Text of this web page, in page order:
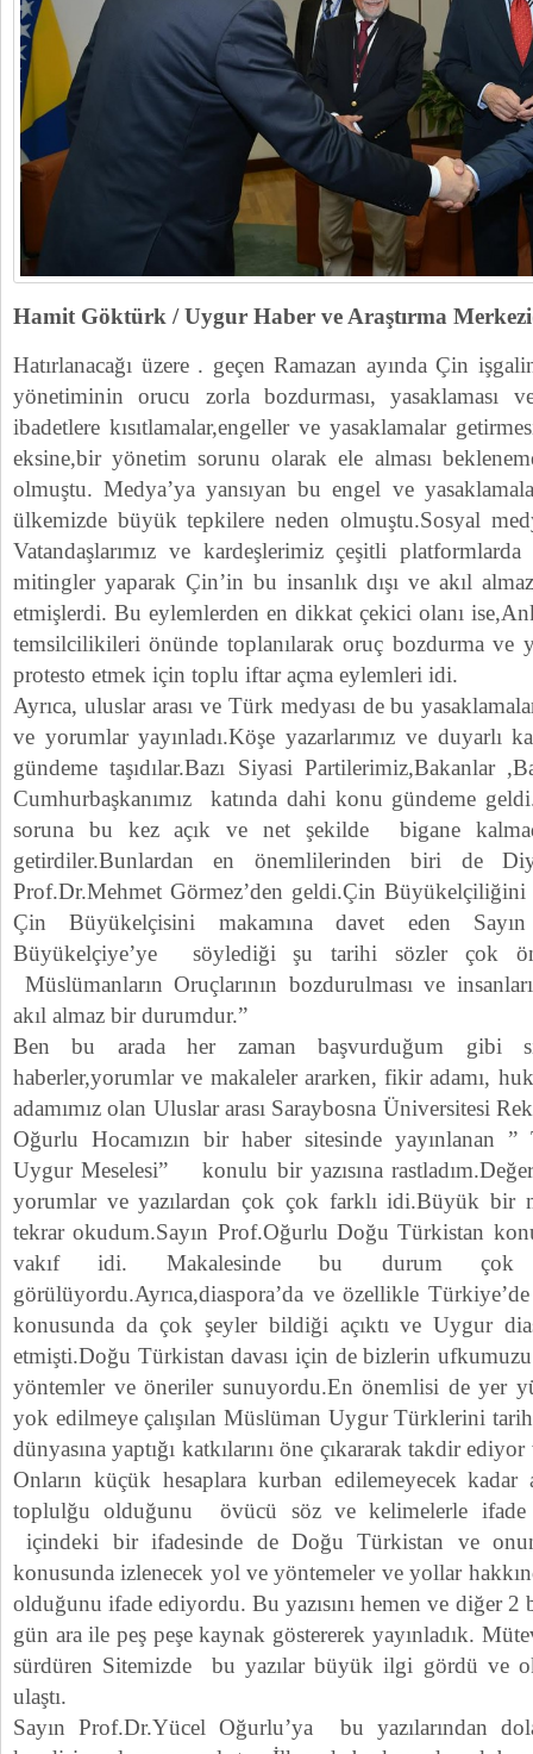
Hamit Göktürk / Uygur Haber ve Araştırma
Hatırlanacağı üzere . geçen Ramazan ayında Çin
yönetiminin orucu zorla bozdurması, yasaklaması
ibadetlere kısıtlamalar,engeller ve yasaklamalar
eksine,bir yönetim sorunu olarak ele alması
olmuştu. Medya’ya yansıyan bu engel ve
ülkemizde büyük tepkilere neden olmuştu.Sosyal
Vatandaşlarımız ve kardeşlerimiz çeşitli
mitingler yaparak Çin’in bu insanlık dışı ve akıl
etmişlerdi. Bu eylemlerden en dikkat çekici olanı
temsilcilikileri önünde toplanılarak oruç bozdurma ve
protesto etmek için toplu iftar açma eylemleri idi.
Ayrıca, uluslar arası ve Türk medyası de bu
ve yorumlar yayınladı.Köşe yazarlarımız ve duyarlı
gündeme taşıdılar.Bazı Siyasi Partilerimiz,Bakanlar
Cumhurbaşkanımız katında dahi konu gündeme
soruna bu kez açık ve net şekilde bigane
getirdiler.Bunlardan en önemlilerinden biri de
Prof.Dr.Mehmet Görmez’den geldi.Çin Büyükelçiliğini
Çin Büyükelçisini makamına davet eden Sayın
Büyükelçiye’ye söylediği şu tarihi sözler çok
Müslümanların Oruçlarının bozdurulması ve
akıl almaz bir durumdur.”
Ben bu arada her zaman başvurduğum gibi
haberler,yorumlar ve makaleler ararken, fikir adamı,
adamımız olan Uluslar arası Saraybosna Üniversitesi
Oğurlu Hocamızın bir haber sitesinde yayınlanan
Uygur Meselesi” konulu bir yazısına
yorumlar ve yazılardan çok çok farklı idi.Büyük bir
tekrar okudum.Sayın Prof.Oğurlu Doğu Türkistan
vakıf idi. Makalesinde bu durum
görülüyordu.Ayrıca,diaspora’da ve özellikle
konusunda da çok şeyler bildiği açıktı ve Uygur
etmişti.Doğu Türkistan davası için de bizlerin
yöntemler ve öneriler sunuyordu.En önemlisi de yer
yok edilmeye çalışılan Müslüman Uygur Türklerini
dünyasına yaptığı katkılarını öne çıkararak takdir
Onların küçük hesaplara kurban edilemeyecek
toplulğu olduğunu övücü söz ve kelimelerle ifade
içindeki bir ifadesinde de Doğu Türkistan ve onun
konusunda izlenecek yol ve yöntemeler ve yollar
olduğunu ifade ediyordu. Bu yazısını hemen ve diğer 2
gün ara ile peş peşe kaynak göstererek yayınladık.
sürdüren Sitemizde bu yazılar büyük ilgi gördü ve
ulaştı.
Sayın Prof.Dr.Yücel Oğurlu’ya bu yazılarından